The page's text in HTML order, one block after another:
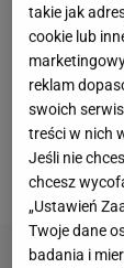
Wpiątek
13632
kolejne
od soboty
strefie
sportowej?
takie jak
cookie lub
reklam
swoich
treści w nich
Jeśli nie
chcesz
„Ustawień
Twoje dane
badania i